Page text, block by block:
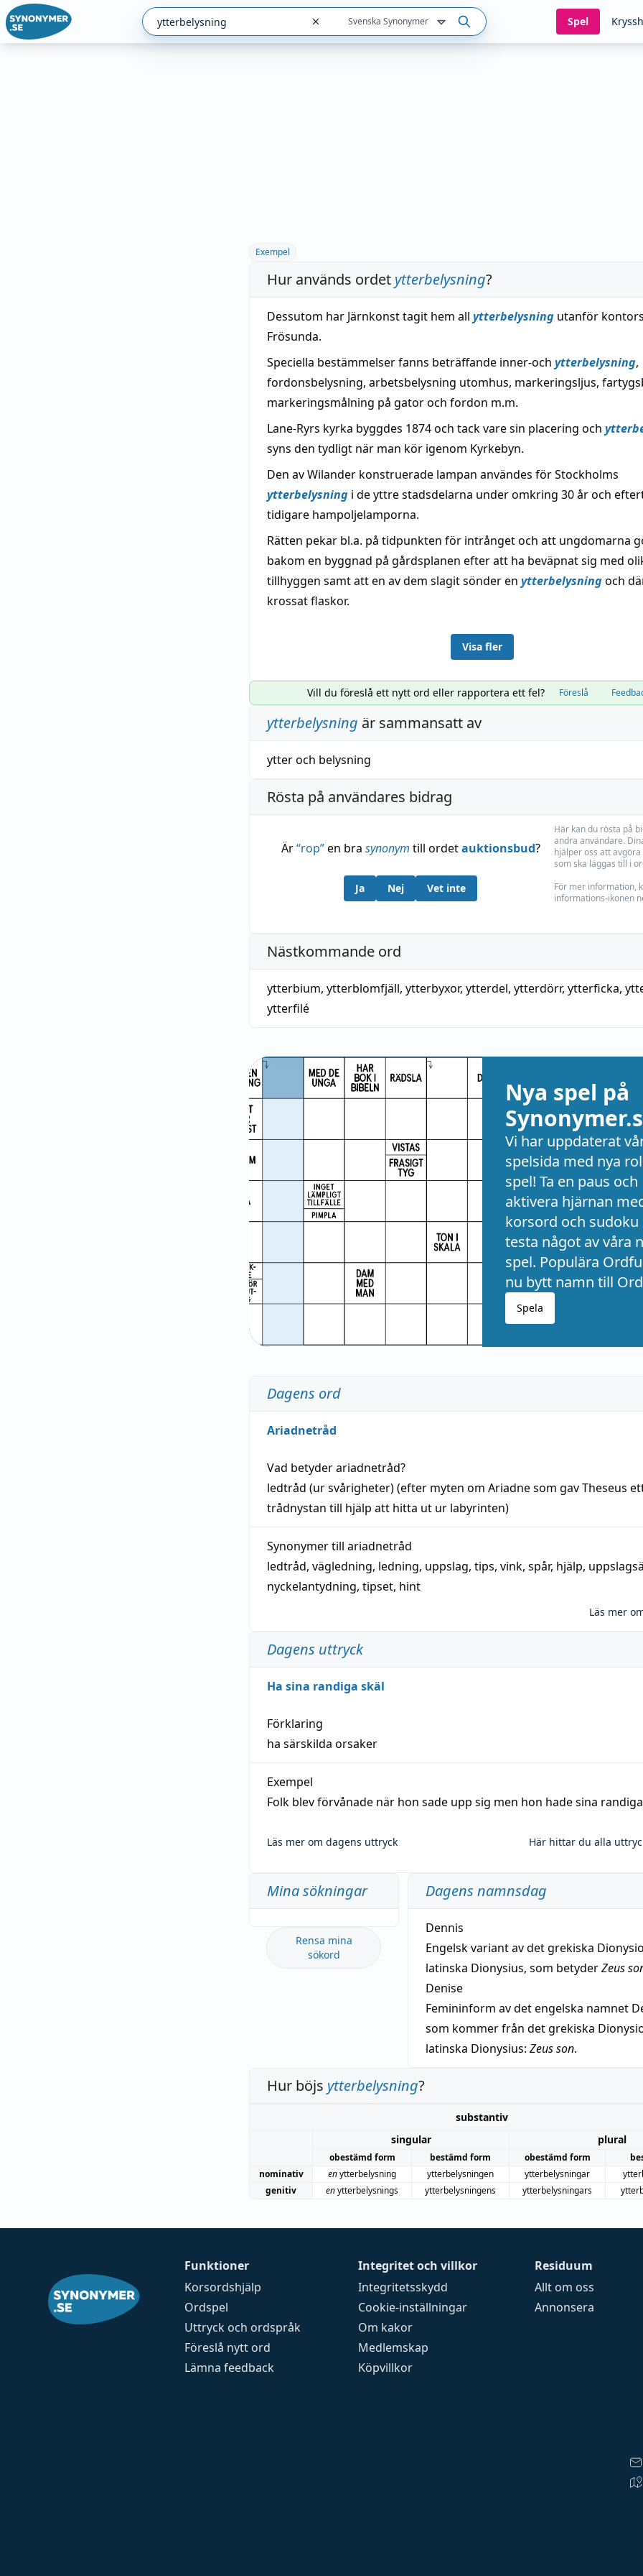
Svenska Synonymer Spel
Exempel
Hur används ordet ytterbelysning?
Dessutom har Järnkonst tagit hem all ytterbelysning utanför
Frösunda.
Speciella bestämmelser fanns beträffande inner-och ytterbelysning,
fordonsbelysning, arbetsbelysning utomhus, markeringsljus,
markeringsmålning på gator och fordon m.m.
Lane-Ryrs kyrka byggdes 1874 och tack vare sin placering och
syns den tydligt när man kör igenom Kyrkebyn.
Den av Wilander konstruerade lampan användes för Stockholms
ytterbelysning i de yttre stadsdelarna under omkring 30 år och
tidigare hampoljelamporna.
Rätten pekar bl.a. på tidpunkten för intrånget och att ungdomarna
bakom en byggnad på gårdsplanen efter att ha beväpnat sig med
tillhyggen samt att en av dem slagit sönder en ytterbelysningoch
krossat flaskor.
Visa fler
Vill du föreslå ett nytt ord eller rapportera ett fel? Föreslå
ytterbelysning är sammansatt av
ytteroch belysning
Rösta på användares bidrag
Är“rop”en bra synonym till ordetauktionsbud?
Ja Nej Vet inte
Här kan du rösta på
andra användare.
hjälper oss att
som ska läggas till i
För mer information,
informations-ikonen
Nästkommande ord
ytterbium, ytterblomfjäll, ytterbyxor, ytterdel, ytterdörr, ytterficka,
ytterfilé
Nya spel på
Vi har uppdaterat
spelsida med nya
spel! Ta en paus och
aktivera hjärnan
korsord och sudoku
testa något av våra
spel. Populära
nu bytt namn till
Spela
Dagens ord
Ariadnetråd
Vad betyderariadnetråd?
ledtråd (ur svårigheter) (efter myten om Ariadne som gav Theseus
trådnystan till hjälp att hitta ut ur labyrinten)
Synonymer till ariadnetråd
ledtråd, vägledning, ledning, uppslag, tips, vink, spår, hjälp,
nyckelantydning, tipset, hint
Läs mer
Dagens uttryck
Ha sina randiga skäl
Förklaring
ha särskilda orsaker
Exempel
Folk blev förvånade när hon sade upp sig men hon hade sina
Läs mer om dagens uttryck Här hittar du alla
Mina sökningar
Rensa mina
sökord
Dagens namnsdag
Dennis
Engelsk variant av det grekiska
latinska Dionysius, som betyderZeus
Denise
Femininform av det engelska namnet
som kommer från det grekiska
latinska Dionysius: Zeus son.
Hur böjs ytterbelysning?
substantiv
singular
plural
obestämd form bestämd form obestämd form
nominativ
enytterbelysning ytterbelysningen ytterbelysningar
genitiv
enytterbelysnings ytterbelysningens ytterbelysningars
Funktioner
Korsordshjälp
Ordspel
Uttryck och ordspråk
Föreslå nytt ord
Lämna feedback
Integritet och villkor
Integritetsskydd
Cookie-inställningar
Om kakor
Medlemskap
Köpvillkor
Residuum
Allt om oss
Annonsera